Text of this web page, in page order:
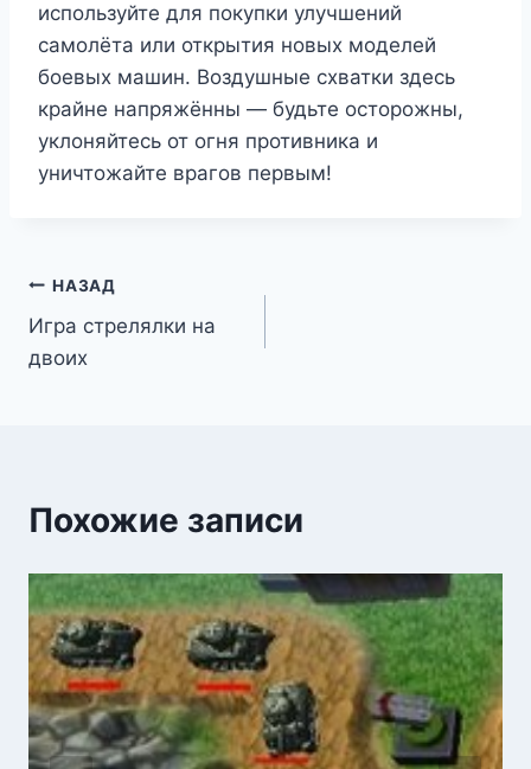
используйте для покупки улучшений
самолёта или открытия новых моделей
боевых машин. Воздушные схватки здесь
крайне напряжённы — будьте осторожны,
уклоняйтесь от огня противника и
уничтожайте врагов первым!
Навигация
по
НАЗАД
Игра стрелялки на
двоих
Похожие записи